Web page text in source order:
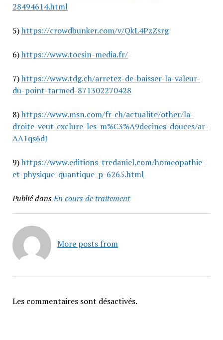
28494614.html
5)https://crowdbunker.com/v/QkL4PzZsrg
6)https://www.tocsin-media.fr/
7)https://www.tdg.ch/arretez-de-baisser-la-valeur-
du-point-tarmed-871302270428
8)https://www.msn.com/fr-ch/actualite/other/la-
droite-veut-exclure-les-m%C3%A9decines-douces/ar-
AA1qs6dJ
9)https://www.editions-tredaniel.com/homeopathie-
et-physique-quantique-p-6265.html
Publié dansEn cours de traitement
More posts from
Les commentaires sont désactivés.